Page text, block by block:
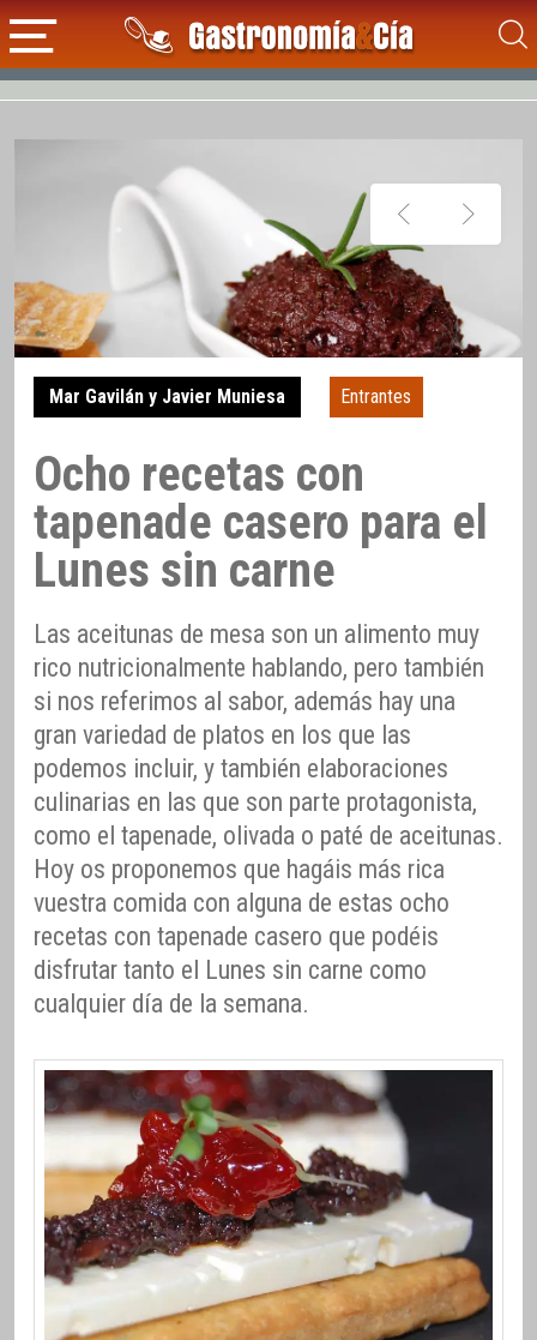
Mar Gavilán y Javier Muniesa Entrantes
Ocho recetas con
tapenade casero para el
Lunes sin carne
Las aceitunas de mesa son un alimento muy
rico nutricionalmente hablando, pero también
si nos referimos al sabor, además hay una
gran variedad de platos en los que las
podemos incluir, y también elaboraciones
culinarias en las que son parte protagonista,
como el tapenade, olivada o paté de aceitunas.
Hoy os proponemos que hagáis más rica
vuestra comida con alguna de estas ocho
recetas con tapenade casero que podéis
disfrutar tanto el Lunes sin carne como
cualquier día de la semana.